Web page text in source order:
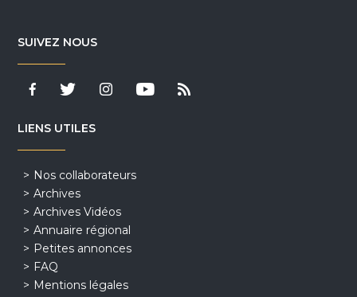
SUIVEZ NOUS
LIENS UTILES
Nos collaborateurs
Archives
Archives Vidéos
Annuaire régional
Petites annonces
FAQ
Mentions légales